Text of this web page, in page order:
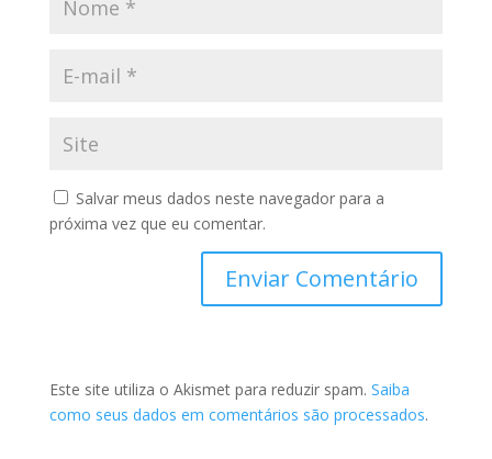
Salvar meus dados neste navegador para a
próxima vez que eu comentar.
Este site utiliza o Akismet para reduzir spam. Saiba
como seus dados em comentários são processados.